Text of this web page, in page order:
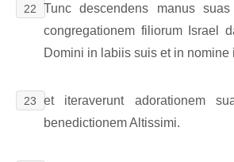
22
Tunc descendens manus
congregationem filiorum Israel
Domini in labiis suis et in nomine
23
et iteraverunt adorationem
benedictionem Altissimi.